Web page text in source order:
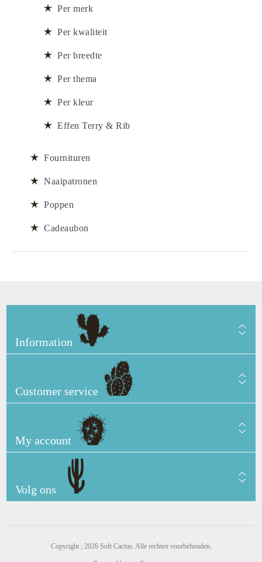
Per merk
Per kwaliteit
Per breedte
Per thema
Per kleur
Effen Terry & Rib
Fournituren
Naaipatronen
Poppen
Cadeaubon
Information
Customer service
My account
Volg ons
Copyright ; 2026 Soft Cactus. Alle rechten voorbehouden.